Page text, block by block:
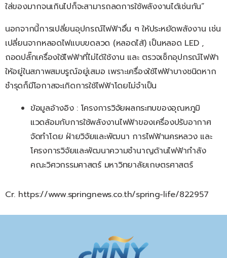
ใส่ของมากจนเกินไปก็จะสามารถลดการใช้พลังงานได้เช่นกัน”
นอกจากนี้การเปลี่ยนอุปกรณ์ไฟฟ้าอื่น ๆ ให้ประหยัดพลังงาน เช่น
เปลี่ยนจากหลอดไฟแบบขดลวด (หลอดไส้) เป็นหลอด LED ,
ถอดปลั๊กเครื่องใช้ไฟฟ้าที่ไม่ได้ใช้งาน และ ตรวจเช็กอุปกรณ์ไฟฟ้า
ให้อยู่ในสภาพสมบรูณ์อยู่เสมอ เพราะเครื่องใช้ไฟฟ้าบางชนิดหาก
ชำรุดก็มีโอกาสจะเกิดการใช้ไฟฟ้าโดยไม่จำเป็น
ข้อมูลอ้างอิง : โครงการวิจัยผลกระทบของอุณหภูมิ
แวดล้อมกับการใช้พลังงานไฟฟ้าของเครื่องปรับอากาศ
จัดทำโดย ฝ่ายวิจัยและพัฒนา การไฟฟ้านครหลวง และ
โครงการวิจัยและพัฒนาความชำนาญด้านไฟฟ้ากำลัง
คณะวิศวกรรมศาสตร์ มหาวิทยาลัยเกษตรศาสตร์
Cr. https://www.springnews.co.th/spring-life/822957